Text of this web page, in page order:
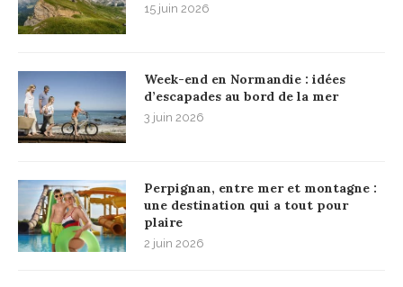
15 juin 2026
Week-end en Normandie : idées
d’escapades au bord de la mer
3 juin 2026
Perpignan, entre mer et montagne :
une destination qui a tout pour
plaire
2 juin 2026